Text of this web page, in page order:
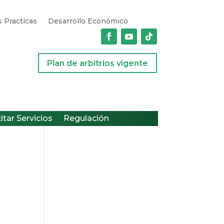
Practicas
Desarrollo Económico
Plan de arbitrios vigente
Servicios Regulación